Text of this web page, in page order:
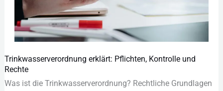
Trinkwasserverordnung erklärt: Pflichten, Kontrolle und
Rechte
Was︇ ist︇ die︇ Tri︇nkwasserverordnung? Rec︇htliche Gru︇ndlagen
Trinkwasserverordnung